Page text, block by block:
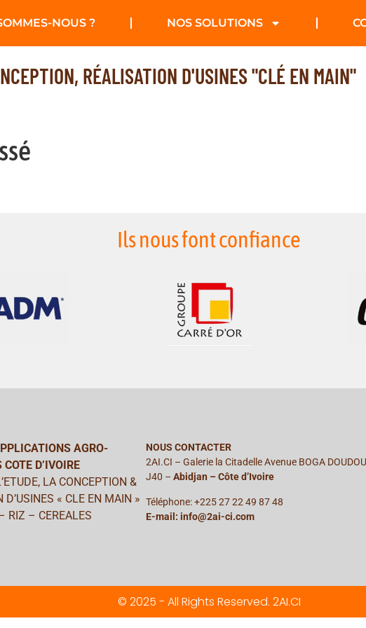
RÉALISATION D'USINES "CLÉ EN MAIN"
NOUS ? NOS SOLUTIONS
Ils nous font confiance
AGRO-
D’IVOIRE
LA CONCEPTION &
D’USINES « CLE EN MAIN »
RIZ – CEREALES
NOUS CONTACTER
2AI.CI – Galerie la Citadelle Avenue BOGA DOUDOU
J40 – Abidjan – Côte d’Ivoire
Téléphone: +225 27 22 49 87 48
E-mail: info@2ai-ci.com
© 2025 - All Rights Reserved. 2AI.CI